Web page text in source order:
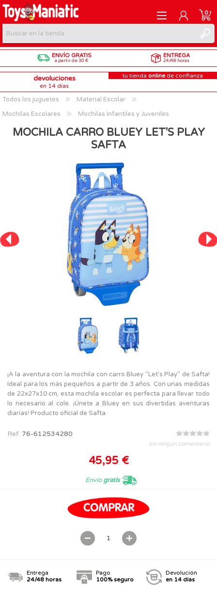
REGISTRARME
INICIAR SESIÓN
0
ENVÍO GRATIS
a partir de 30 €
ENTREGA
24/48 horas
devoluciones
en 14 días
tu tienda online de confianza
Todos los juguetes
Material Escolar
Mochilas Escolares
Mochilas Infantiles y Juveniles
MOCHILA CARRO BLUEY LET'S PLAY
SAFTA
¡A la aventura con la mochila con carro Bluey "Let's Play" de Safta!
Ideal para los más pequeños a partir de 3 años. Con unas medidas
de 22x27x10 cm, esta mochila escolar es perfecta para llevar todo
lo necesario al cole. ¡Únete a Bluey en sus divertidas aventuras
diarias! Producto oficial de Safta.
Ref. 76-612534280
sin ningún comentario
45,95 €
Envíogratis
Entrega
24/48 horas
Pago
100% seguro
Devolución
en 14 días